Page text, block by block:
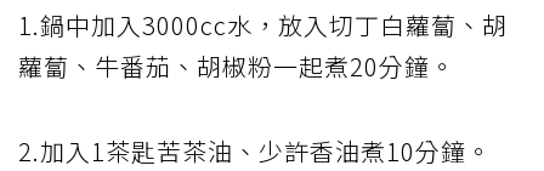
1.鍋中加入3000cc水，放入切丁白蘿蔔、胡
蘿蔔、牛番茄、胡椒粉一起煮20分鐘。
2.加入1茶匙苦茶油、少許香油煮10分鐘。